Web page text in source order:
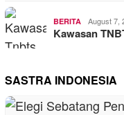
BERITA August 7,
Kawasan
SASTRA INDONESIA